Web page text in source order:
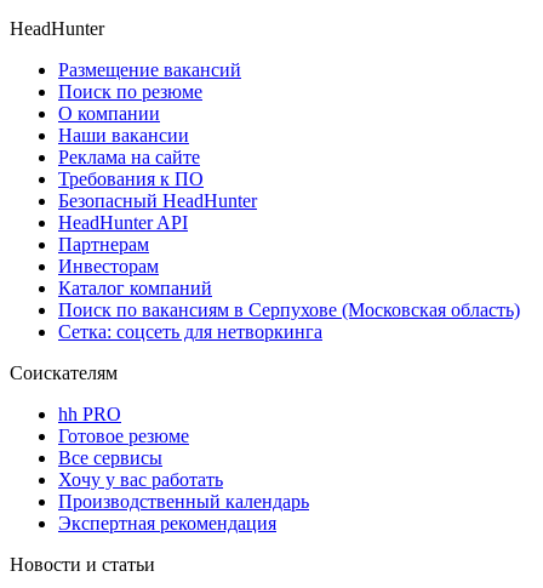
HeadHunter
Размещение вакансий
Поиск по резюме
О компании
Наши вакансии
Реклама на сайте
Требования к ПО
Безопасный HeadHunter
HeadHunter API
Партнерам
Инвесторам
Каталог компаний
Поиск по вакансиям в Серпухове (Московская область)
Сетка: соцсеть для нетворкинга
Соискателям
hh PRO
Готовое резюме
Все сервисы
Хочу у вас работать
Производственный календарь
Экспертная рекомендация
Новости и статьи